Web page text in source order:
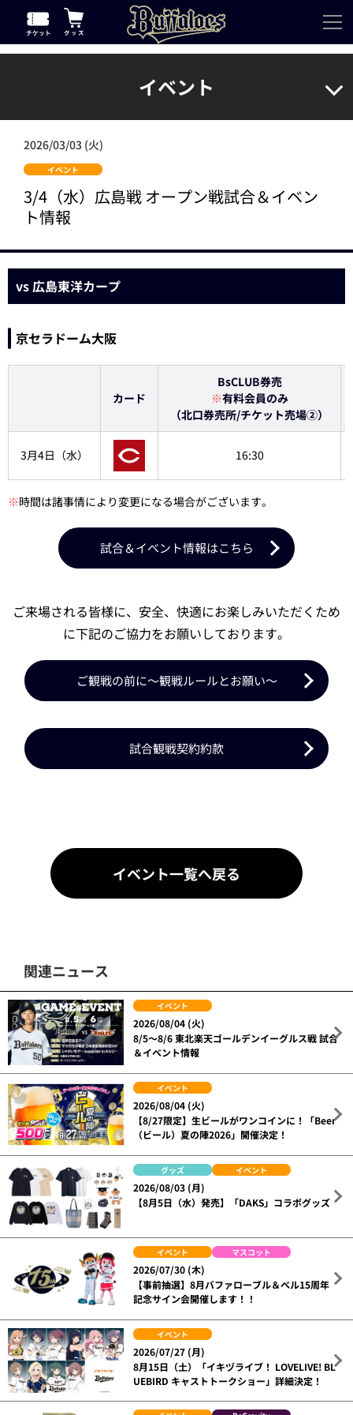
イベント
2026/03/03 (火)
イベント
3/4（水）広島戦 オープン戦試合＆イベン
ト情報
vs 広島東洋カープ
京セラドーム大阪
カード
BsCLUB券売
※有料会員のみ
（北口券売所/チケット売場②）
3月4日（水） 16:30
※時間は諸事情により変更になる場合がございます。
試合＆イベント情報はこちら
ご来場される皆様に、安全、快適にお楽しみいただくため
に下記のご協力をお願いしております。
ご観戦の前に～観戦ルールとお願い～
試合観戦契約約款
イベント一覧へ戻る
関連ニュース
イベント
2026/08/04 (火)
8/5～8/6 東北楽天ゴールデンイーグルス戦 試合
＆イベント情報
イベント
2026/08/04 (火)
【8/27限定】生ビールがワンコインに！「Beer
（ビール）夏の陣2026」開催決定！
グッズ イベント
2026/08/03 (月)
【8月5日（水）発売】「DAKS」コラボグッズ
イベント マスコット
2026/07/30 (木)
【事前抽選】8月バファローブル＆ベル15周年
記念サイン会開催します！！
イベント
2026/07/27 (月)
8月15日（土）「イキヅライブ！ LOVELIVE! BL
UEBIRD キャストトークショー」詳細決定！